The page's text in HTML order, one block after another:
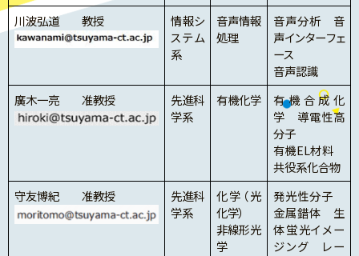
川波弘道 教授
情報シ
ステム
系
音声情報
処理
音声分析 音
声インターフェ
ース
音声認識
廣木一亮 准教授
先進科
学系
有機化学
有機合成化
学 導電性高
分子
有機EL材料
共役系化合物
守友博紀 准教授
先進科
学系
化学（光
化学）
非線形光
学
発光性分子
金属錯体 生
体蛍光イメー
ジング レー